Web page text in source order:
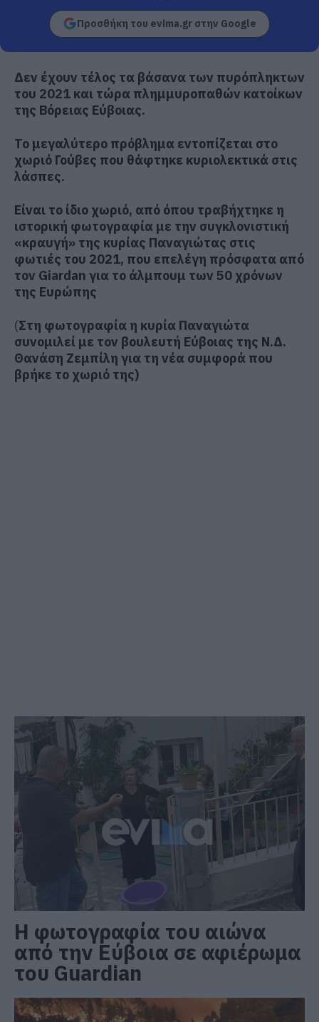
Προσθήκη του evima.gr στην Google
Δεν έχουν τέλος τα βάσανα των πυρόπληκτων
του 2021 και τώρα πλημμυροπαθών κατοίκων
της Βόρειας Εύβοιας.
Το μεγαλύτερο πρόβλημα εντοπίζεται στο
χωριό Γούβες που θάφτηκε κυριολεκτικά στις
λάσπες.
Είναι το ίδιο χωριό, από όπου τραβήχτηκε η
ιστορική φωτογραφία με την συγκλονιστική
«κραυγή» της κυρίας Παναγιώτας στις
φωτιές του 2021, που επελέγη πρόσφατα από
τον Giardan για το άλμπουμ των 50 χρόνων
της Ευρώπης
(Στη φωτογραφία η κυρία Παναγιώτα
συνομιλεί με τον βουλευτή Εύβοιας της Ν.Δ.
Θανάση Ζεμπίλη για τη νέα συμφορά που
βρήκε το χωριό της)
Η φωτογραφία του αιώνα
από την Εύβοια σε αφιέρωμα
του Guardian